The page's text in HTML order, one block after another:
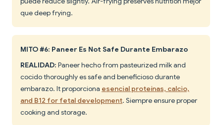
que deep frying.
MITO #6: Paneer Es Not Safe Durante Embarazo
REALIDAD: Paneer hecho from pasteurized milk and
cocido thoroughly es safe and beneficioso durante
embarazo. It proporciona esencial proteínas, calcio,
and B12 for fetal development. Siempre ensure proper
cooking and storage.